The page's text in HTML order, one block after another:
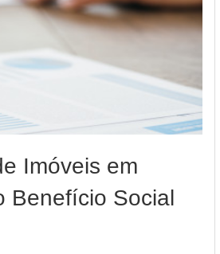
Imóveis em
Benefício Social